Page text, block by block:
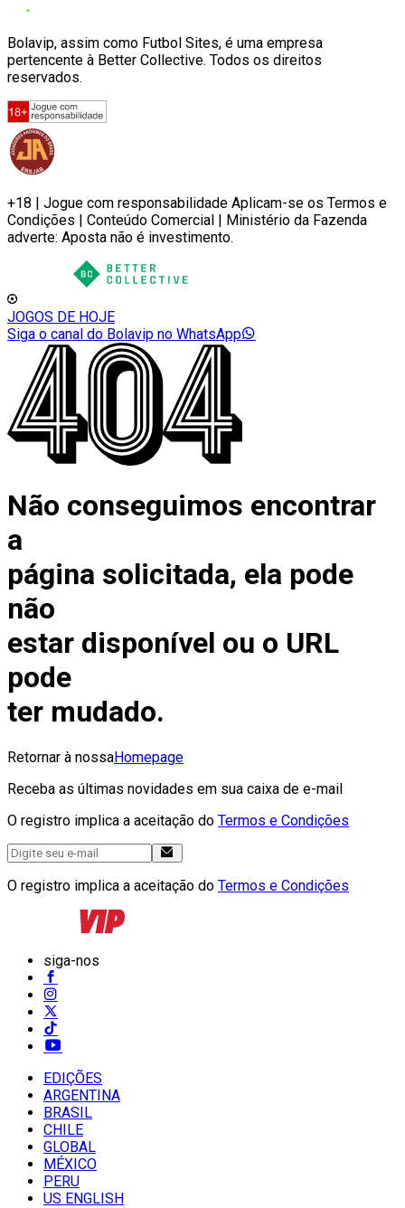
Bolavip, assim como Futbol Sites, é uma empresa
pertencente à Better Collective. Todos os direitos
reservados.
+18 | Jogue com responsabilidade Aplicam-se os Termos e
Condições | Conteúdo Comercial | Ministério da Fazenda
adverte: Aposta não é investimento.
JOGOS DE HOJE
Siga o canal do Bolavip no WhatsApp
Não conseguimos encontrar
a
página solicitada, ela pode
não
estar disponível ou o URL
pode
ter mudado.
Retornar à nossaHomepage
Receba as últimas novidades em sua caixa de e-mail
O registro implica a aceitação do Termos e Condições
O registro implica a aceitação do Termos e Condições
siga-nos
EDIÇÕES
ARGENTINA
BRASIL
CHILE
GLOBAL
MÉXICO
PERU
US ENGLISH